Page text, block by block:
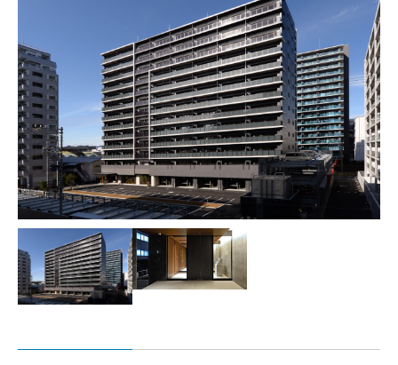
協力会社の皆様へ
お問い合わせ
サイトマップ